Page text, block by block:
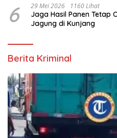
6 29 Mei 2026 1160 Lihat
Jaga Hasil Panen Tetap
Jagung di Kunjang
Berita Kriminal